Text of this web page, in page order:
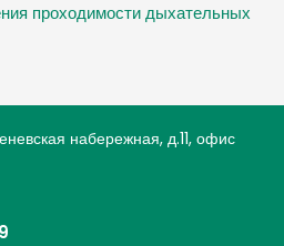
проходимости дыхательных
набережная, д.11, офис